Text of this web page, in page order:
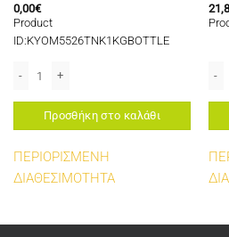
0,00€
Product
ID:KYOM5526TNK1KGBOTTLE
Προσθήκη στο καλάθι
ΠΕΡΙΟΡΙΣΜΕΝΗ
ΔΙΑΘΕΣΙΜΟΤΗΤΑ